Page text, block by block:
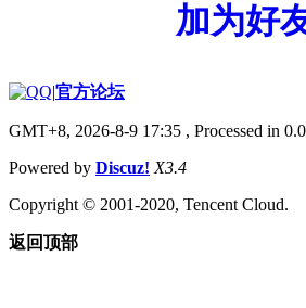
加为好
|官方论坛
GMT+8, 2026-8-9 17:35 , Processed in
Powered by Discuz! X3.4
Copyright © 2001-2020, Tencent Cloud.
返回顶部